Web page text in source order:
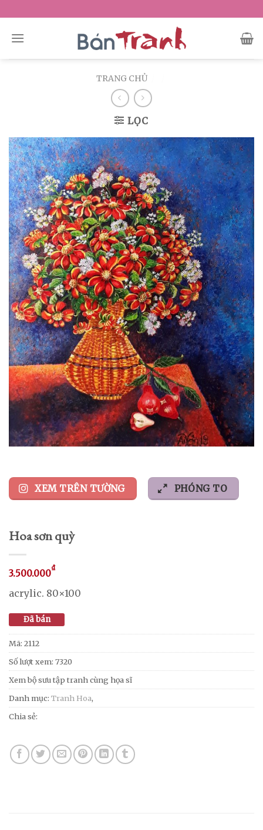
to
content
TRANG CHỦ
LỌC
XEM TRÊN TƯỜNG PHÓNG TO
Hoa sơn quỳ
3.500.000₫
acrylic. 80×100
Đã bán
Mã: 2112
Số lượt xem: 7320
Xem bộ sưu tập tranh cùng họa sĩ
Danh mục: Tranh Hoa,
Chia sẻ: